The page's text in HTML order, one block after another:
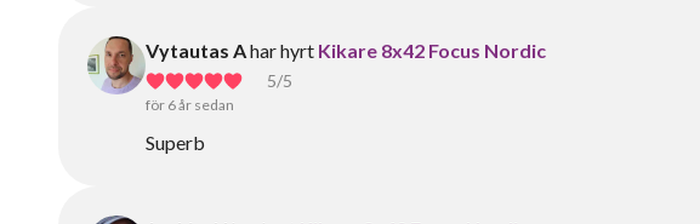
Vytautas Ahar hyrt Kikare 8x42 Focus Nordic
5/5
för 6 år sedan
Superb